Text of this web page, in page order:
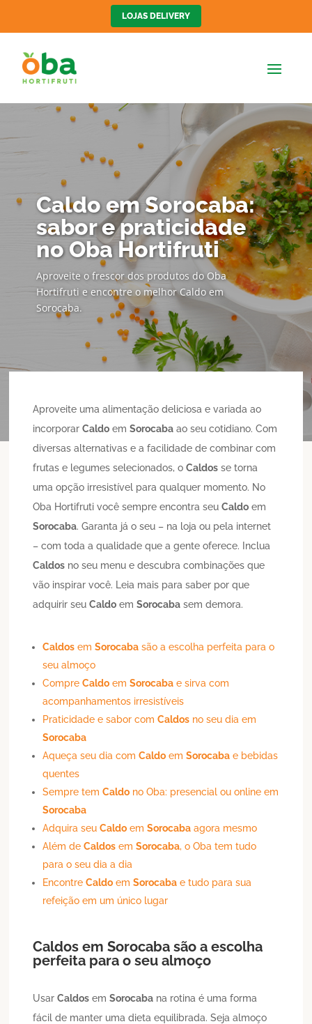
LOJAS DELIVERY
Caldo em Sorocaba:
sabor e praticidade
no Oba Hortifruti
Aproveite o frescor dos produtos do Oba
Hortifruti e encontre o melhor Caldo em
Sorocaba.
Aproveite uma alimentação deliciosa e variada ao
incorporarCaldo emSorocaba ao seu cotidiano. Com
diversas alternativas e a facilidade de combinar com
frutas e legumes selecionados, oCaldos se torna
uma opção irresistível para qualquer momento. No
Oba Hortifruti você sempre encontra seuCaldo em
Sorocaba. Garanta já o seu – na loja ou pela internet
– com toda a qualidade que a gente oferece. Inclua
Caldos no seu menu e descubra combinações que
vão inspirar você. Leia mais para saber por que
adquirir seuCaldo emSorocaba sem demora.
Caldos emSorocaba são a escolha perfeita para o
seu almoço
CompreCaldo emSorocaba e sirva com
acompanhamentos irresistíveis
Praticidade e sabor comCaldos no seu dia em
Sorocaba
Aqueça seu dia comCaldo emSorocaba e bebidas
quentes
Sempre temCaldo no Oba: presencial ou online em
Sorocaba
Adquira seuCaldo emSorocaba agora mesmo
Além deCaldos emSorocaba, o Oba tem tudo
para o seu dia a dia
EncontreCaldo emSorocaba e tudo para sua
refeição em um único lugar
Caldos emSorocaba são a escolha
perfeita para o seu almoço
UsarCaldos emSorocaba na rotina é uma forma
fácil de manter uma dieta equilibrada. Seja almoço